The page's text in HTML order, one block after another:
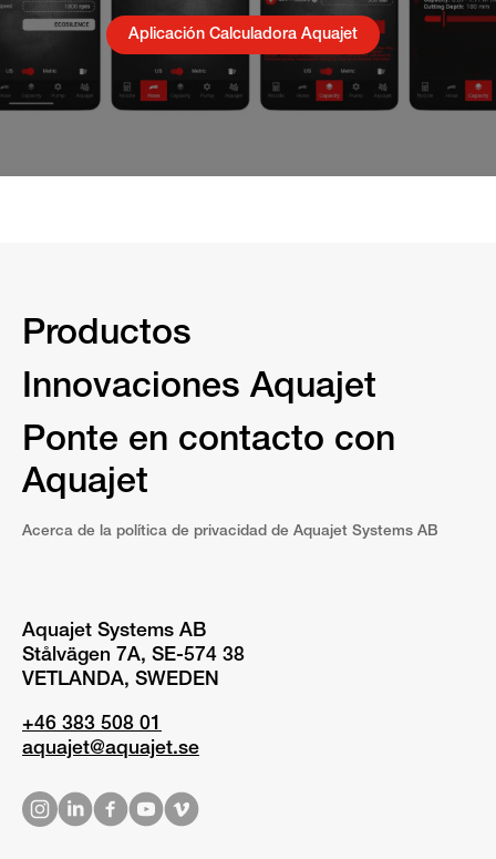
Aplicación Calculadora Aquajet
Productos
Innovaciones Aquajet
Ponte en contacto con
Aquajet
Acerca de la política de privacidad de Aquajet Systems AB
Aquajet Systems AB
Stålvägen 7A, SE-574 38
VETLANDA, SWEDEN
+46 383 508 01
aquajet@aquajet.se